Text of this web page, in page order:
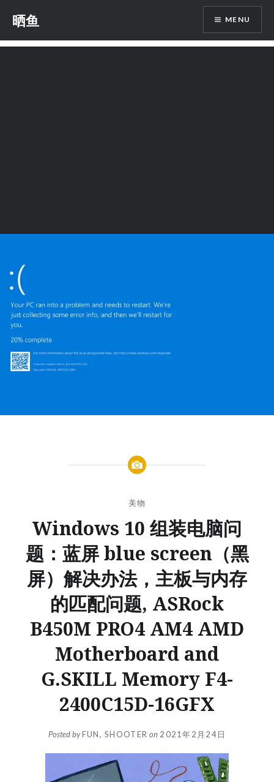
content
晒鱼 MENU
美物
Windows 10 组装电脑问
题：蓝屏 blue screen（黑
屏）解决办法，主板与内存
的匹配问题, ASRock
B450M PRO4 AM4 AMD
Motherboard and
G.SKILL Memory F4-
2400C15D-16GFX
Posted byFUN, SHOOTER on 2021年2月24日